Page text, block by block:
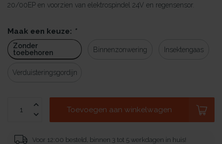
20/00EP en voorzien van elektrospindel 24V en regensensor.
Maak een keuze: *
Zonder
toebehoren
Binnenzonwering Insektengaas
Verduisteringsgordijn
Toevoegen aan winkelwagen
Voor 12:00 besteld, binnen 3 tot 5 werkdagen in huis!